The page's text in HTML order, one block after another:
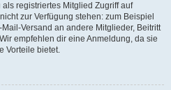
registriertes Mitglied Zugriff auf
zur Verfügung stehen: zum Beispiel
Versand an andere Mitglieder, Beitritt
empfehlen dir eine Anmeldung, da sie
Vorteile bietet.